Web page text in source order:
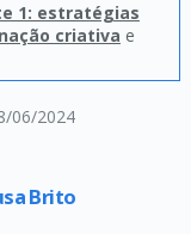
06/2024
1: estratégias
criativa e
Brito